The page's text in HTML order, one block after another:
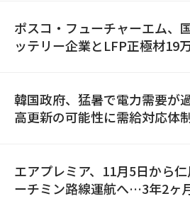
ポスコ・フューチャーエム、
ッテリー企業とLFP正極材19
韓国政府、猛暑で電力需要が
高更新の可能性に需給対応体
エアプレミア、11月5日から
ーチミン路線運航へ…3年2ヶ